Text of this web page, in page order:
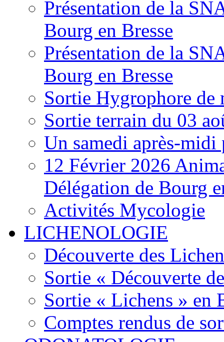
Présentation de la
Bourg en Bresse
Présentation de la
Bourg en Bresse
Sortie Hygrophore de
Sortie terrain du 03
Un samedi après-
12 Février 2026
Délégation de Bourg
Activités Mycologie
LICHENOLOGIE
Découverte des
Sortie « Découverte
Sortie « Lichens » en
Comptes rendus de